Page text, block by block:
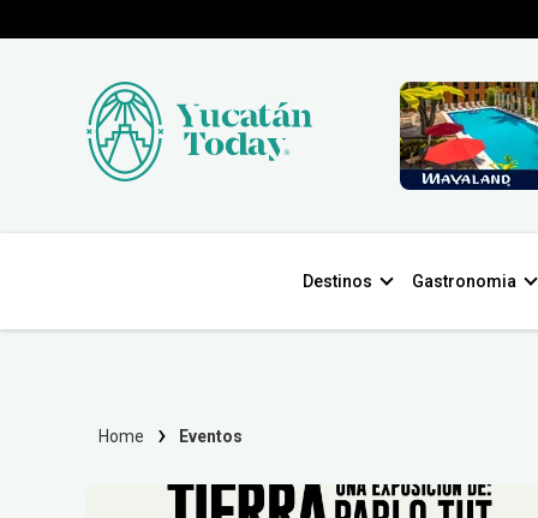
Destinos Gastronomia
Home Eventos